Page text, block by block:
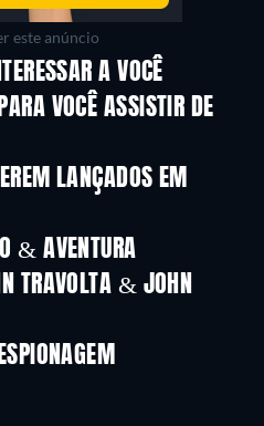
este anúncio
A VOCÊ
VOCÊ ASSISTIR DE
LANÇADOS EM
& AVENTURA
TRAVOLTA & JOHN